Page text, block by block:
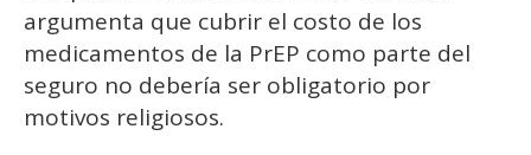
argumenta que cubrir el costo de los
medicamentos de la PrEP como parte del
seguro no debería ser obligatorio por
motivos religiosos.